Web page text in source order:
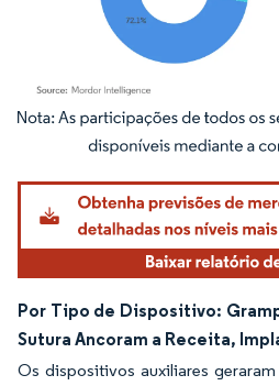
Imagem © Mordor Intelligence. O reuso
Por Tipo de Dispositivo:
Sutura Ancoram a Receita,
Os dispositivos auxiliares